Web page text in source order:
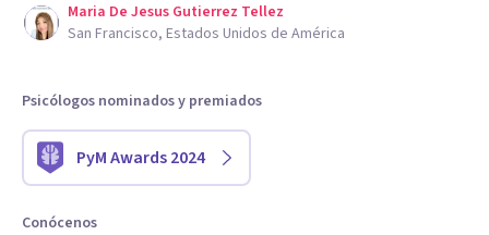
Maria De Jesus Gutierrez Tellez
San Francisco, Estados Unidos de América
Psicólogos nominados y premiados
PyM Awards 2024
Conócenos